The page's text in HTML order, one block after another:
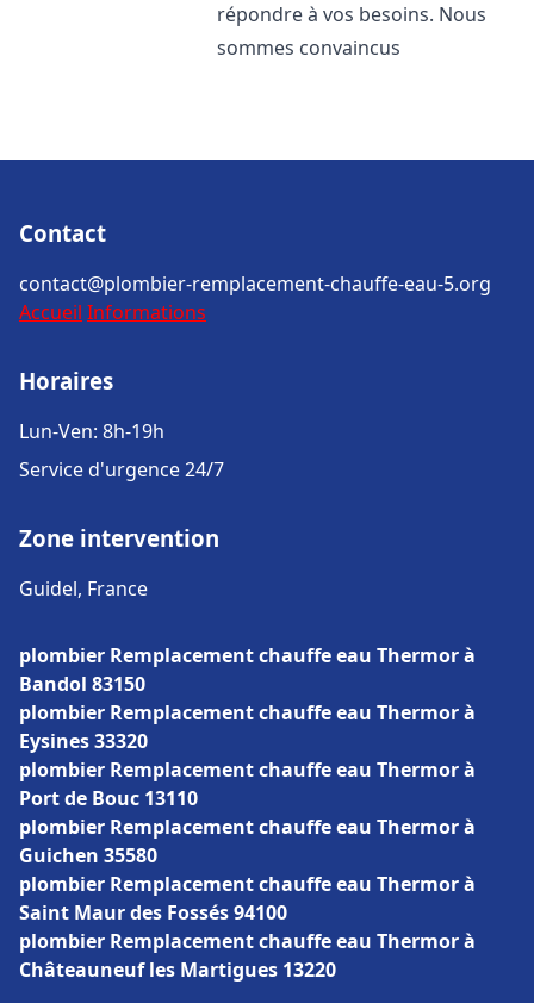
répondre à vos besoins. Nous
sommes convaincus
Contact
contact@plombier-remplacement-chauffe-eau-5.org
Accueil Informations
Horaires
Lun-Ven: 8h-19h
Service d'urgence 24/7
Zone intervention
Guidel, France
plombier Remplacement chauffe eau Thermor à
Bandol 83150
plombier Remplacement chauffe eau Thermor à
Eysines 33320
plombier Remplacement chauffe eau Thermor à
Port de Bouc 13110
plombier Remplacement chauffe eau Thermor à
Guichen 35580
plombier Remplacement chauffe eau Thermor à
Saint Maur des Fossés 94100
plombier Remplacement chauffe eau Thermor à
Châteauneuf les Martigues 13220